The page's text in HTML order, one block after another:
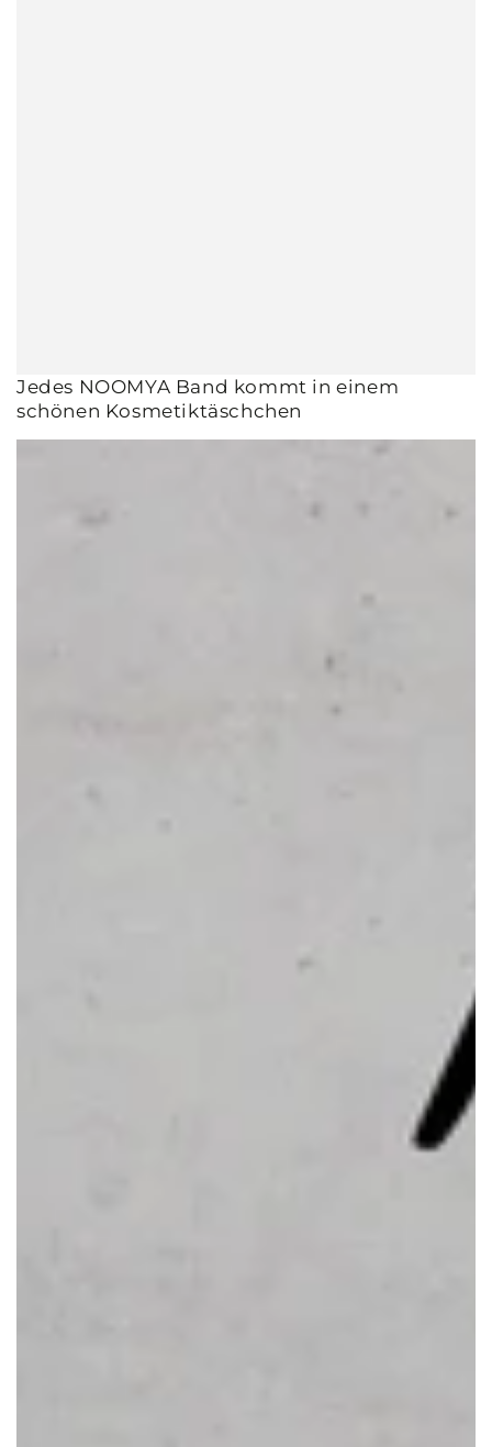
Jedes NOOMYA Band kommt in einem
schönen Kosmetiktäschchen